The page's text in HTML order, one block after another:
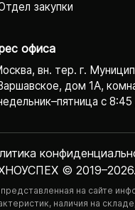
закупки
офиса
вн. тер. г.
дом 1А,
с
©
на сайте
наличия на